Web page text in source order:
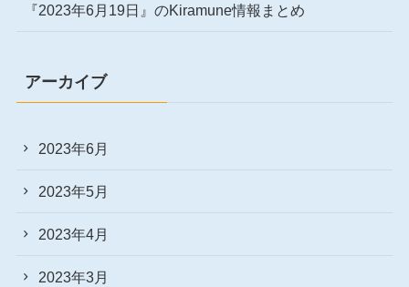
『2023年6月19日』のKiramune情報まとめ
アーカイブ
2023年6月
2023年5月
2023年4月
2023年3月